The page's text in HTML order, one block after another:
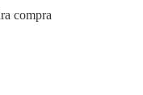
compra